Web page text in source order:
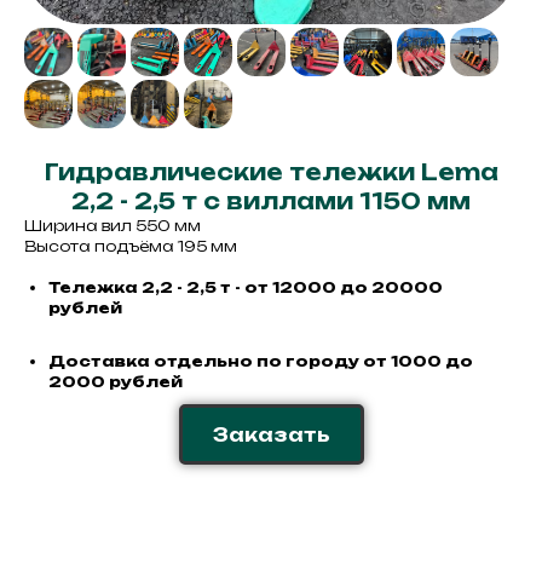
Гидравлические тележки Lema
2,2 - 2,5 т с виллами 1150 мм
Ширина вил 550 мм
Высота подъёма 195 мм
Тележка 2,2 - 2,5 т - от 12000 до 20000
рублей
Доставка отдельно по городу от 1000 до
2000 рублей
Заказать